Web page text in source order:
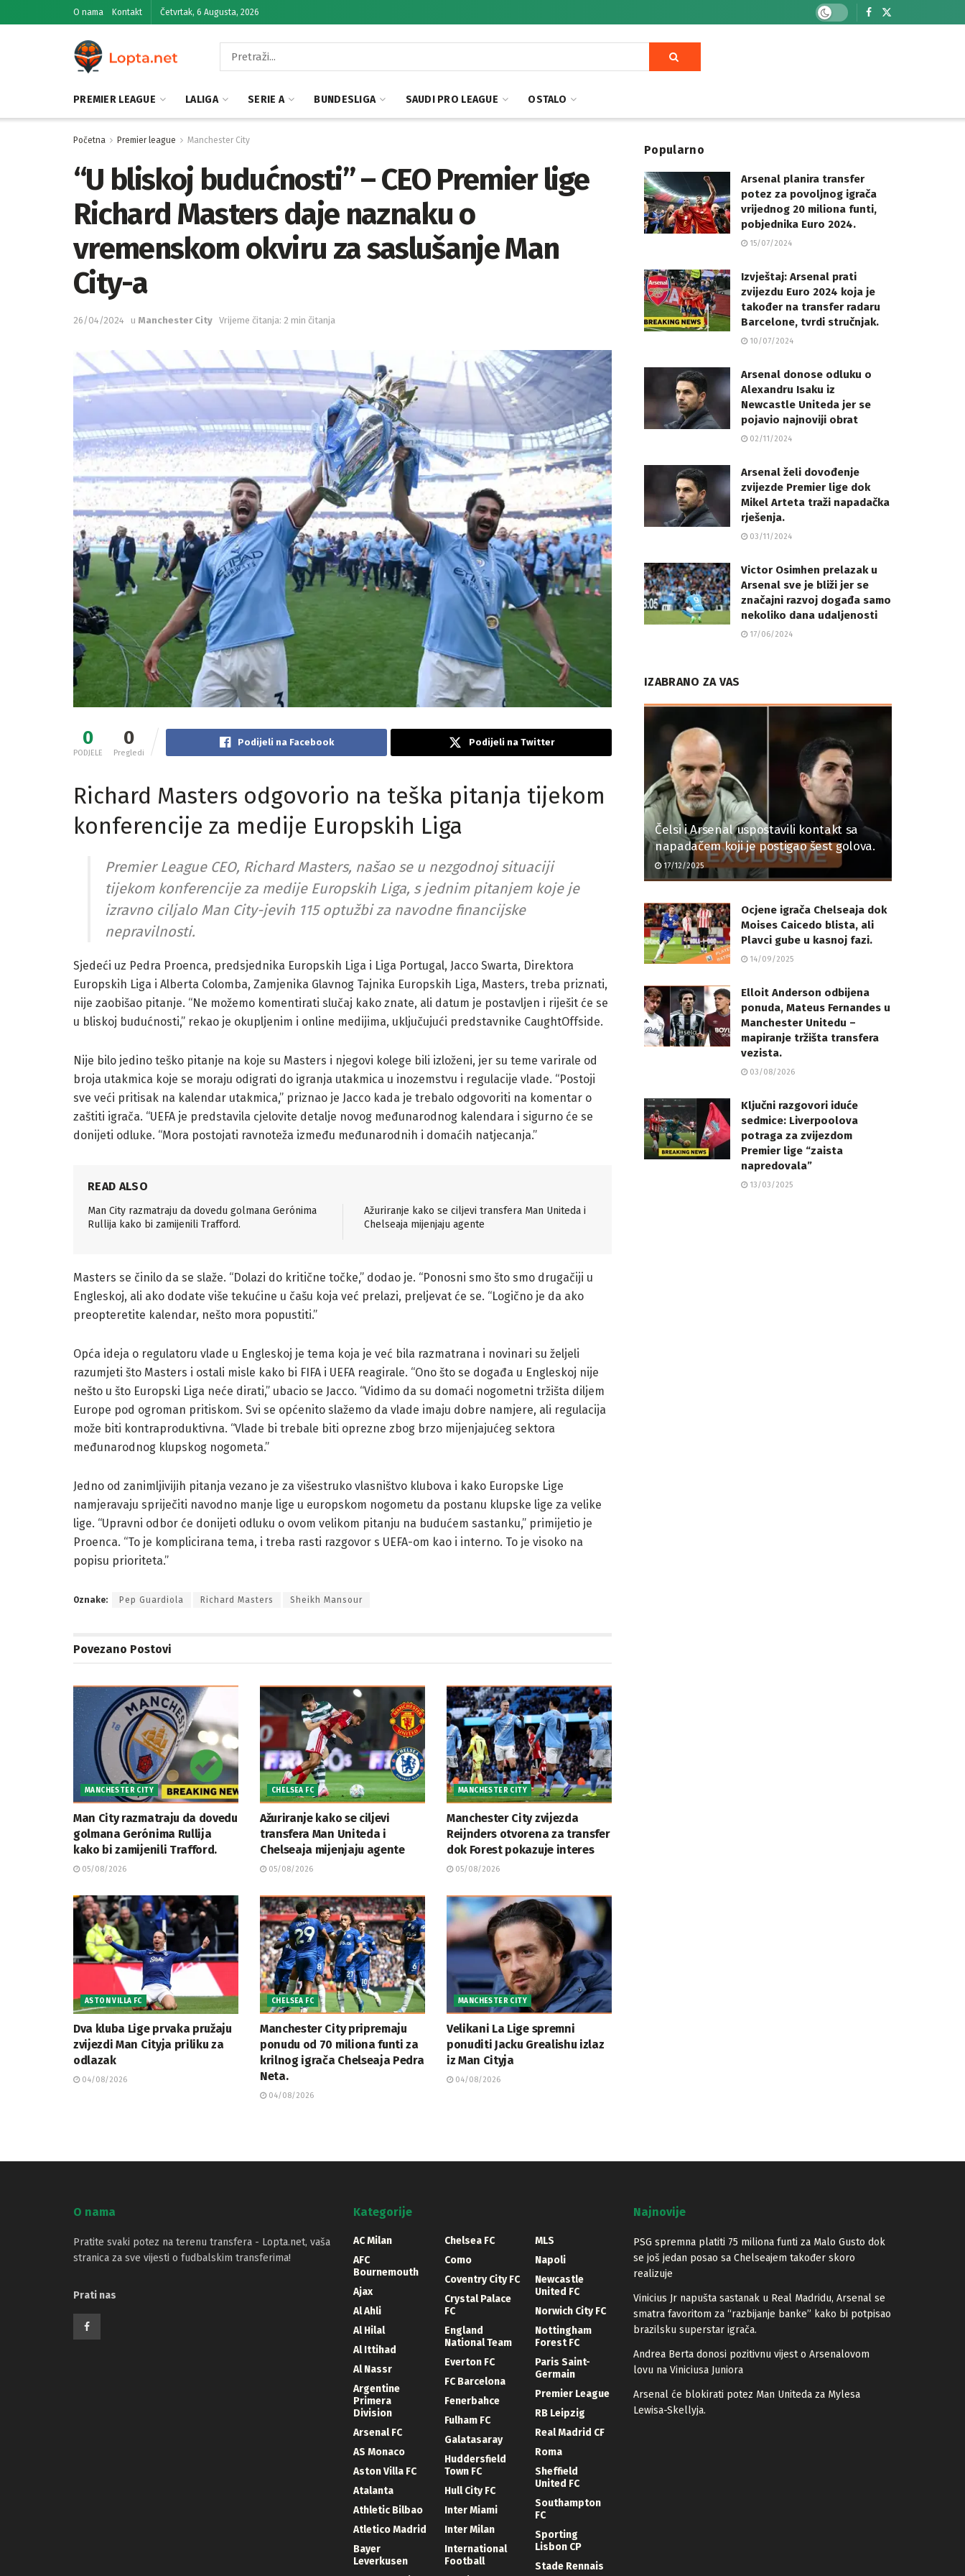
O nama Kontakt Četvrtak, 6 Augusta, 2026
PREMIER LEAGUE LALIGA SERIE A BUNDESLIGA SAUDI PRO LEAGUE OSTALO
Početna Premier league Manchester City
“U bliskoj budućnosti” – CEO Premier lige
Richard Masters daje naznaku o
vremenskom okviru za saslušanje Man
City-a
26/04/2024 u Manchester City Vrijeme čitanja: 2 min čitanja
0
PODJELE
0
Pregledi
Podijeli na Facebook Podijeli na Twitter
Richard Masters odgovorio na teška pitanja tijekom
konferencije za medije Europskih Liga
Premier League CEO, Richard Masters, našao se u nezgodnoj situaciji
tijekom konferencije za medije Europskih Liga, s jednim pitanjem koje je
izravno ciljalo Man City-jevih 115 optužbi za navodne financijske
nepravilnosti.
Sjedeći uz Pedra Proenca, predsjednika Europskih Liga i Liga Portugal, Jacco Swarta, Direktora
Europskih Liga i Alberta Colomba, Zamjenika Glavnog Tajnika Europskih Liga, Masters, treba priznati,
nije zaobišao pitanje. “Ne možemo komentirati slučaj kako znate, ali datum je postavljen i riješit će se
u bliskoj budućnosti,” rekao je okupljenim i online medijima, uključujući predstavnike CaughtOffside.
Nije bilo jedino teško pitanje na koje su Masters i njegovi kolege bili izloženi, jer su teme varirale od
broja utakmica koje se moraju odigrati do igranja utakmica u inozemstvu i regulacije vlade. “Postoji
sve veći pritisak na kalendar utakmica,” priznao je Jacco kada je trebalo odgovoriti na komentar o
zaštiti igrača. “UEFA je predstavila cjelovite detalje novog međunarodnog kalendara i sigurno će se
donijeti odluke. “Mora postojati ravnoteža između međunarodnih i domaćih natjecanja.”
READ ALSO
Man City razmatraju da dovedu golmana Gerónima
Rullija kako bi zamijenili Trafford.
Ažuriranje kako se ciljevi transfera Man Uniteda i
Chelseaja mijenjaju agente
Masters se činilo da se slaže. “Dolazi do kritične točke,” dodao je. “Ponosni smo što smo drugačiji u
Engleskoj, ali ako dodate više tekućine u čašu koja već prelazi, preljevat će se. “Logično je da ako
preopteretite kalendar, nešto mora popustiti.”
Opća ideja o regulatoru vlade u Engleskoj je tema koja je već bila razmatrana i novinari su željeli
razumjeti što Masters i ostali misle kako bi FIFA i UEFA reagirale. “Ono što se događa u Engleskoj nije
nešto u što Europski Liga neće dirati,” ubacio se Jacco. “Vidimo da su domaći nogometni tržišta diljem
Europe pod ogroman pritiskom. Svi se općenito slažemo da vlade imaju dobre namjere, ali regulacija
može biti kontraproduktivna. “Vlade bi trebale biti oprezne zbog brzo mijenjajućeg sektora
međunarodnog klupskog nogometa.”
Jedno od zanimljivijih pitanja vezano je za višestruko vlasništvo klubova i kako Europske Lige
namjeravaju spriječiti navodno manje lige u europskom nogometu da postanu klupske lige za velike
lige. “Upravni odbor će donijeti odluku o ovom velikom pitanju na budućem sastanku,” primijetio je
Proenca. “To je komplicirana tema, i treba rasti razgovor s UEFA-om kao i interno. To je visoko na
popisu prioriteta.”
Oznake: Pep Guardiola Richard Masters Sheikh Mansour
Povezano Postovi
MANCHESTER CITY
Man City razmatraju da dovedu
golmana Gerónima Rullija
kako bi zamijenili Trafford.
05/08/2026
CHELSEA FC
Ažuriranje kako se ciljevi
transfera Man Uniteda i
Chelseaja mijenjaju agente
05/08/2026
MANCHESTER CITY
Manchester City zvijezda
Reijnders otvorena za transfer
dok Forest pokazuje interes
05/08/2026
ASTON VILLA FC
Dva kluba Lige prvaka pružaju
zvijezdi Man Cityja priliku za
odlazak
04/08/2026
CHELSEA FC
Manchester City pripremaju
ponudu od 70 miliona funti za
krilnog igrača Chelseaja Pedra
Neta.
04/08/2026
MANCHESTER CITY
Velikani La Lige spremni
ponuditi Jacku Grealishu izlaz
iz Man Cityja
04/08/2026
Popularno
Arsenal planira transfer
potez za povoljnog igrača
vrijednog 20 miliona funti,
pobjednika Euro 2024.
15/07/2024
Izvještaj: Arsenal prati
zvijezdu Euro 2024 koja je
također na transfer radaru
Barcelone, tvrdi stručnjak.
10/07/2024
Arsenal donose odluku o
Alexandru Isaku iz
Newcastle Uniteda jer se
pojavio najnoviji obrat
02/11/2024
Arsenal želi dovođenje
zvijezde Premier lige dok
Mikel Arteta traži napadačka
rješenja.
03/11/2024
Victor Osimhen prelazak u
Arsenal sve je bliži jer se
značajni razvoj događa samo
nekoliko dana udaljenosti
17/06/2024
IZABRANO ZA VAS
Čelsi i Arsenal uspostavili kontakt sa
napadačem koji je postigao šest golova.
17/12/2025
Ocjene igrača Chelseaja dok
Moises Caicedo blista, ali
Plavci gube u kasnoj fazi.
14/09/2025
Elloit Anderson odbijena
ponuda, Mateus Fernandes u
Manchester Unitedu –
mapiranje tržišta transfera
vezista.
03/08/2026
Ključni razgovori iduće
sedmice: Liverpoolova
potraga za zvijezdom
Premier lige “zaista
napredovala”
13/03/2025
O nama
Pratite svaki potez na terenu transfera - Lopta.net, vaša
stranica za sve vijesti o fudbalskim transferima!
Prati nas
Kategorije
AC Milan
AFC
Bournemouth
Ajax
Al Ahli
Al Hilal
Al Ittihad
Al Nassr
Argentine
Primera
Division
Arsenal FC
AS Monaco
Aston Villa FC
Atalanta
Athletic Bilbao
Atletico Madrid
Bayer
Leverkusen
Chelsea FC
Como
Coventry City FC
Crystal Palace
FC
England
National Team
Everton FC
FC Barcelona
Fenerbahce
Fulham FC
Galatasaray
Huddersfield
Town FC
Hull City FC
Inter Miami
Inter Milan
International
Football
MLS
Napoli
Newcastle
United FC
Norwich City FC
Nottingham
Forest FC
Paris Saint-
Germain
Premier League
RB Leipzig
Real Madrid CF
Roma
Sheffield
United FC
Southampton
FC
Sporting
Lisbon CP
Stade Rennais
Najnovije
PSG spremna platiti 75 miliona funti za Malo Gusto dok
se još jedan posao sa Chelseajem također skoro
realizuje
Vinicius Jr napušta sastanak u Real Madridu, Arsenal se
smatra favoritom za “razbijanje banke” kako bi potpisao
brazilsku superstar igrača.
Andrea Berta donosi pozitivnu vijest o Arsenalovom
lovu na Viniciusa Juniora
Arsenal će blokirati potez Man Uniteda za Mylesa
Lewisa-Skellyja.